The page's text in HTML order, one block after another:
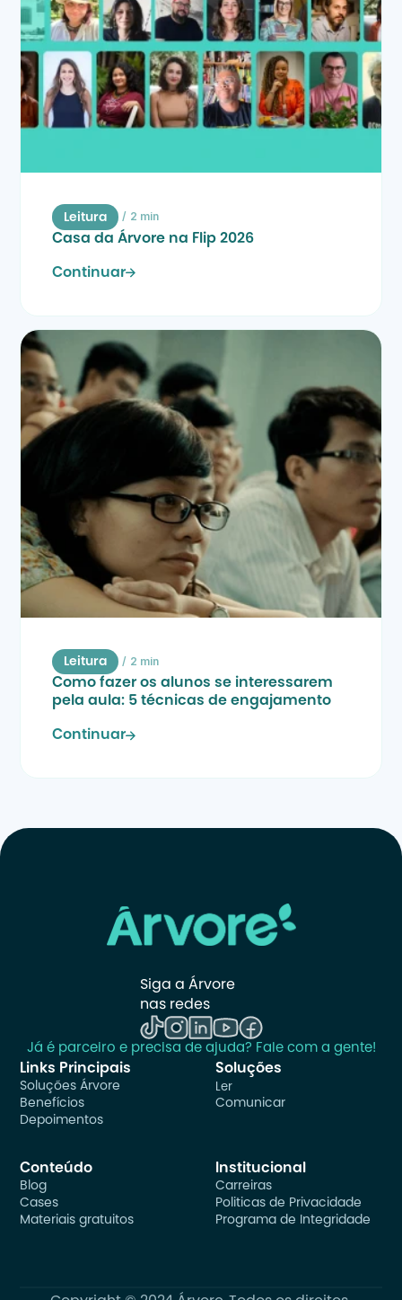
Leitura / 2 min
Casa da Árvore na Flip 2026
Continuar
Leitura / 2 min
Como fazer os alunos se interessarem
pela aula: 5 técnicas de engajamento
Continuar
Siga a Árvore
nas redes
Já é parceiro e precisa de ajuda? Fale com a gente!
Links Principais
Soluções Árvore
Benefícios
Depoimentos
Soluções
Ler
Comunicar
Conteúdo
Blog
Cases
Materiais gratuitos
Institucional
Carreiras
Politicas de Privacidade
Programa de Integridade